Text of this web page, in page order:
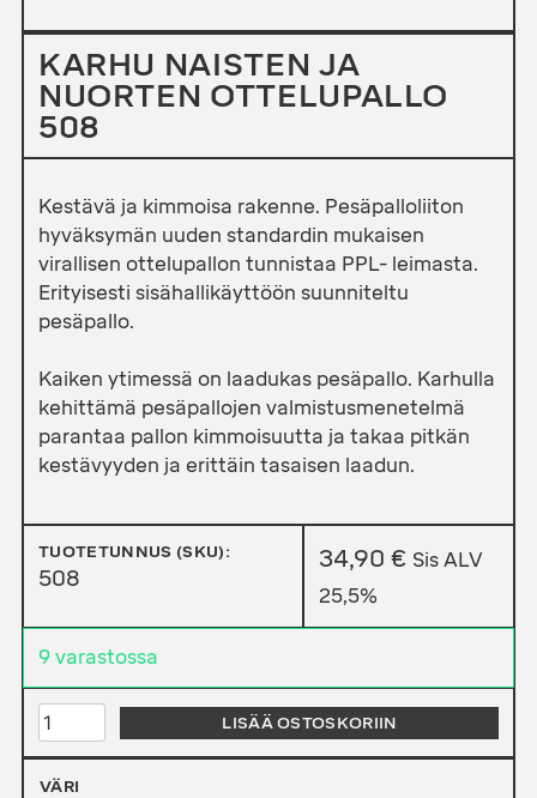
KARHU NAISTEN JA
NUORTEN OTTELUPALLO
508
Kestävä ja kimmoisa rakenne. Pesäpalloliiton
hyväksymän uuden standardin mukaisen
virallisen ottelupallon tunnistaa PPL- leimasta.
Erityisesti sisähallikäyttöön suunniteltu
pesäpallo.
Kaiken ytimessä on laadukas pesäpallo. Karhulla
kehittämä pesäpallojen valmistusmenetelmä
parantaa pallon kimmoisuutta ja takaa pitkän
kestävyyden ja erittäin tasaisen laadun.
TUOTETUNNUS (SKU):
508
34,90 € Sis ALV
25,5%
9 varastossa
KARHU
NAISTEN
JA
NUORTEN
LISÄÄ OSTOSKORIIN
VÄRI